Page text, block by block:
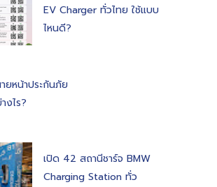
EV Charger ทั่วไทย ใช้แบบ
ไหนดี?
หน้าประกันภัย
งไร?
เปิด 42 สถานีชาร์จ BMW
Charging Station ทั่ว